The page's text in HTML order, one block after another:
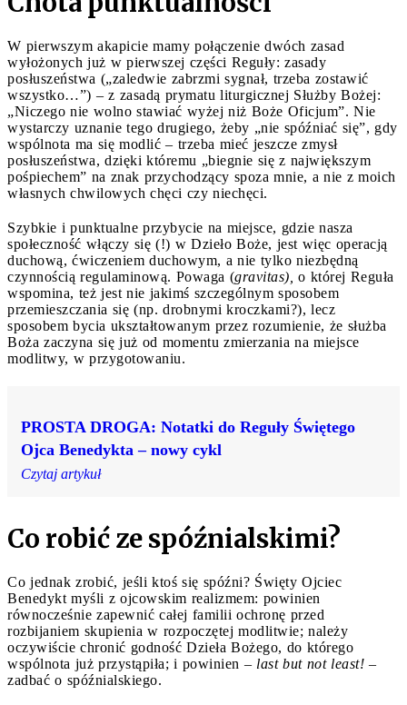
W pierwszym akapicie mamy połączenie dwóch zasad
wyłożonych już w pierwszej części Reguły: zasady
posłuszeństwa („zaledwie zabrzmi sygnał, trzeba zostawić
wszystko…”) – z zasadą prymatu liturgicznej Służby Bożej:
„Niczego nie wolno stawiać wyżej niż Boże Oficjum”. Nie
wystarczy uznanie tego drugiego, żeby „nie spóźniać się”, gdy
wspólnota ma się modlić – trzeba mieć jeszcze zmysł
posłuszeństwa, dzięki któremu „biegnie się z największym
pośpiechem” na znak przychodzący spoza mnie, a nie z moich
własnych chwilowych chęci czy niechęci.
Szybkie i punktualne przybycie na miejsce, gdzie nasza
społeczność włączy się (!) w Dzieło Boże, jest więc operacją
duchową, ćwiczeniem duchowym, a nie tylko niezbędną
czynnością regulaminową. Powaga (gravitas), o której Reguła
wspomina, też jest nie jakimś szczególnym sposobem
przemieszczania się (np. drobnymi kroczkami?), lecz
sposobem bycia ukształtowanym przez rozumienie, że służba
Boża zaczyna się już od momentu zmierzania na miejsce
modlitwy, w przygotowaniu.
PROSTA DROGA: Notatki do Reguły Świętego
Ojca Benedykta – nowy cykl
Czytaj artykuł
Co robić ze spóźnialskimi?
Co jednak zrobić, jeśli ktoś się spóźni? Święty Ojciec
Benedykt myśli z ojcowskim realizmem: powinien
równocześnie zapewnić całej familii ochronę przed
rozbijaniem skupienia w rozpoczętej modlitwie; należy
oczywiście chronić godność Dzieła Bożego, do którego
wspólnota już przystąpiła; i powinien – last but not least! –
zadbać o spóźnialskiego.